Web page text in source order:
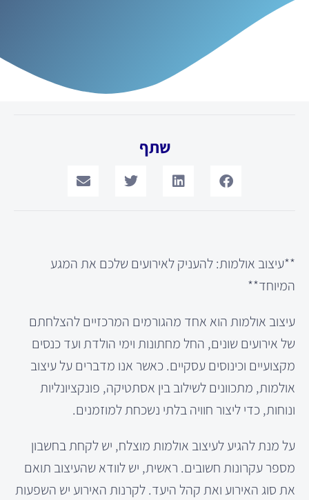
שתף
**עיצוב אולמות: להעניק לאירועים שלכם את המגע
המיוחד**
עיצוב אולמות הוא אחד מהגורמים המרכזיים להצלחתם
של אירועים שונים, החל מחתונות וימי הולדת ועד כנסים
מקצועיים וכינוסים עסקיים. כאשר אנו מדברים על עיצוב
אולמות, מתכוונים לשילוב בין אסתטיקה, פונקציונליות
ונוחות, כדי ליצור חוויה בלתי נשכחת למוזמנים.
על מנת להגיע לעיצוב אולמות מוצלח, יש לקחת בחשבון
מספר עקרונות חשובים. ראשית, יש לוודא שהעיצוב תואם
את סוג האירוע ואת קהל היעד. לקרנות האירוע יש השפעות